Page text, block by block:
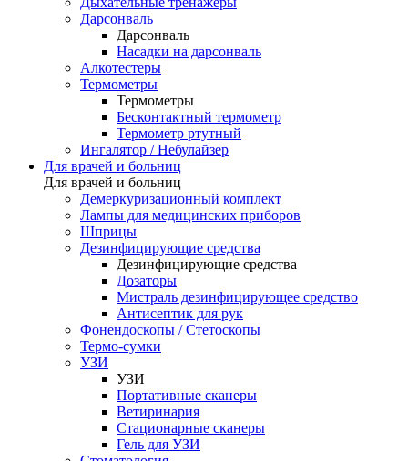
Дарсонваль
Дарсонваль
Насадки на дарсонваль
Алкотестеры
Термометры
Термометры
Бесконтактный термометр
Термометр ртутный
Ингалятор / Небулайзер
Для врачей и больниц
Для врачей и больниц
Демеркуризационный комплект
Лампы для медицинских приборов
Шприцы
Дезинфицирующие средства
Дезинфицирующие средства
Дозаторы
Мистраль дезинфицирующее средство
Антисептик для рук
Фонендоскопы / Стетоскопы
Термо-сумки
УЗИ
УЗИ
Портативные сканеры
Ветиринария
Стационарные сканеры
Гель для УЗИ